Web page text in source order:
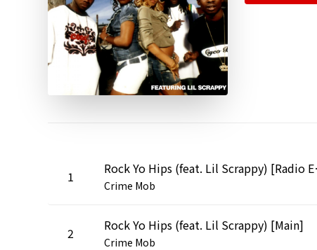
1 Rock
Crime Mob
2 Rock Yo Hips (feat. Lil Scrappy) [Main]
Crime Mob